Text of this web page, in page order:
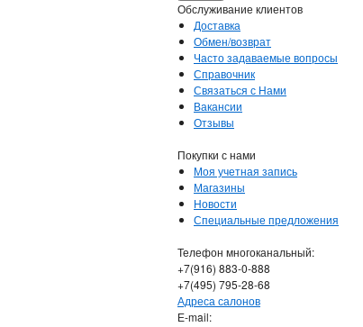
Обслуживание клиентов
Доставка
Обмен/возврат
Часто задаваемые вопросы
Справочник
Связаться с Нами
Вакансии
Отзывы
Покупки с нами
Моя учетная запись
Магазины
Новости
Специальные предложения
Телефон многоканальный:
+7(916) 883-0-888
+7(495) 795-28-68
Адреса салонов
Е-mail: